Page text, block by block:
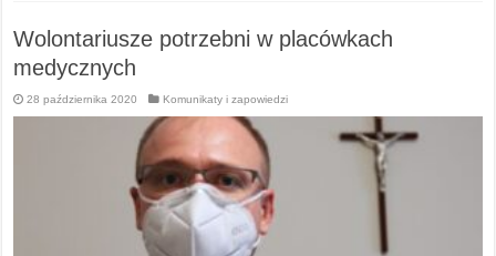
Wolontariusze potrzebni w placówkach
medycznych
28 października 2020 Komunikaty i zapowiedzi